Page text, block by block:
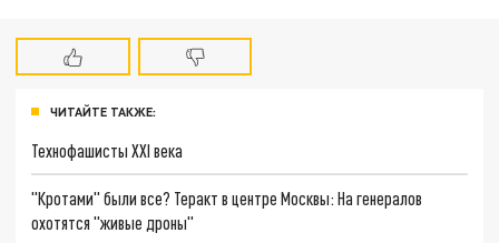
ЧИТАЙТЕ ТАКЖЕ:
Технофашисты XXI века
"Кротами" были все? Теракт в центре Москвы: На генералов
охотятся "живые дроны"